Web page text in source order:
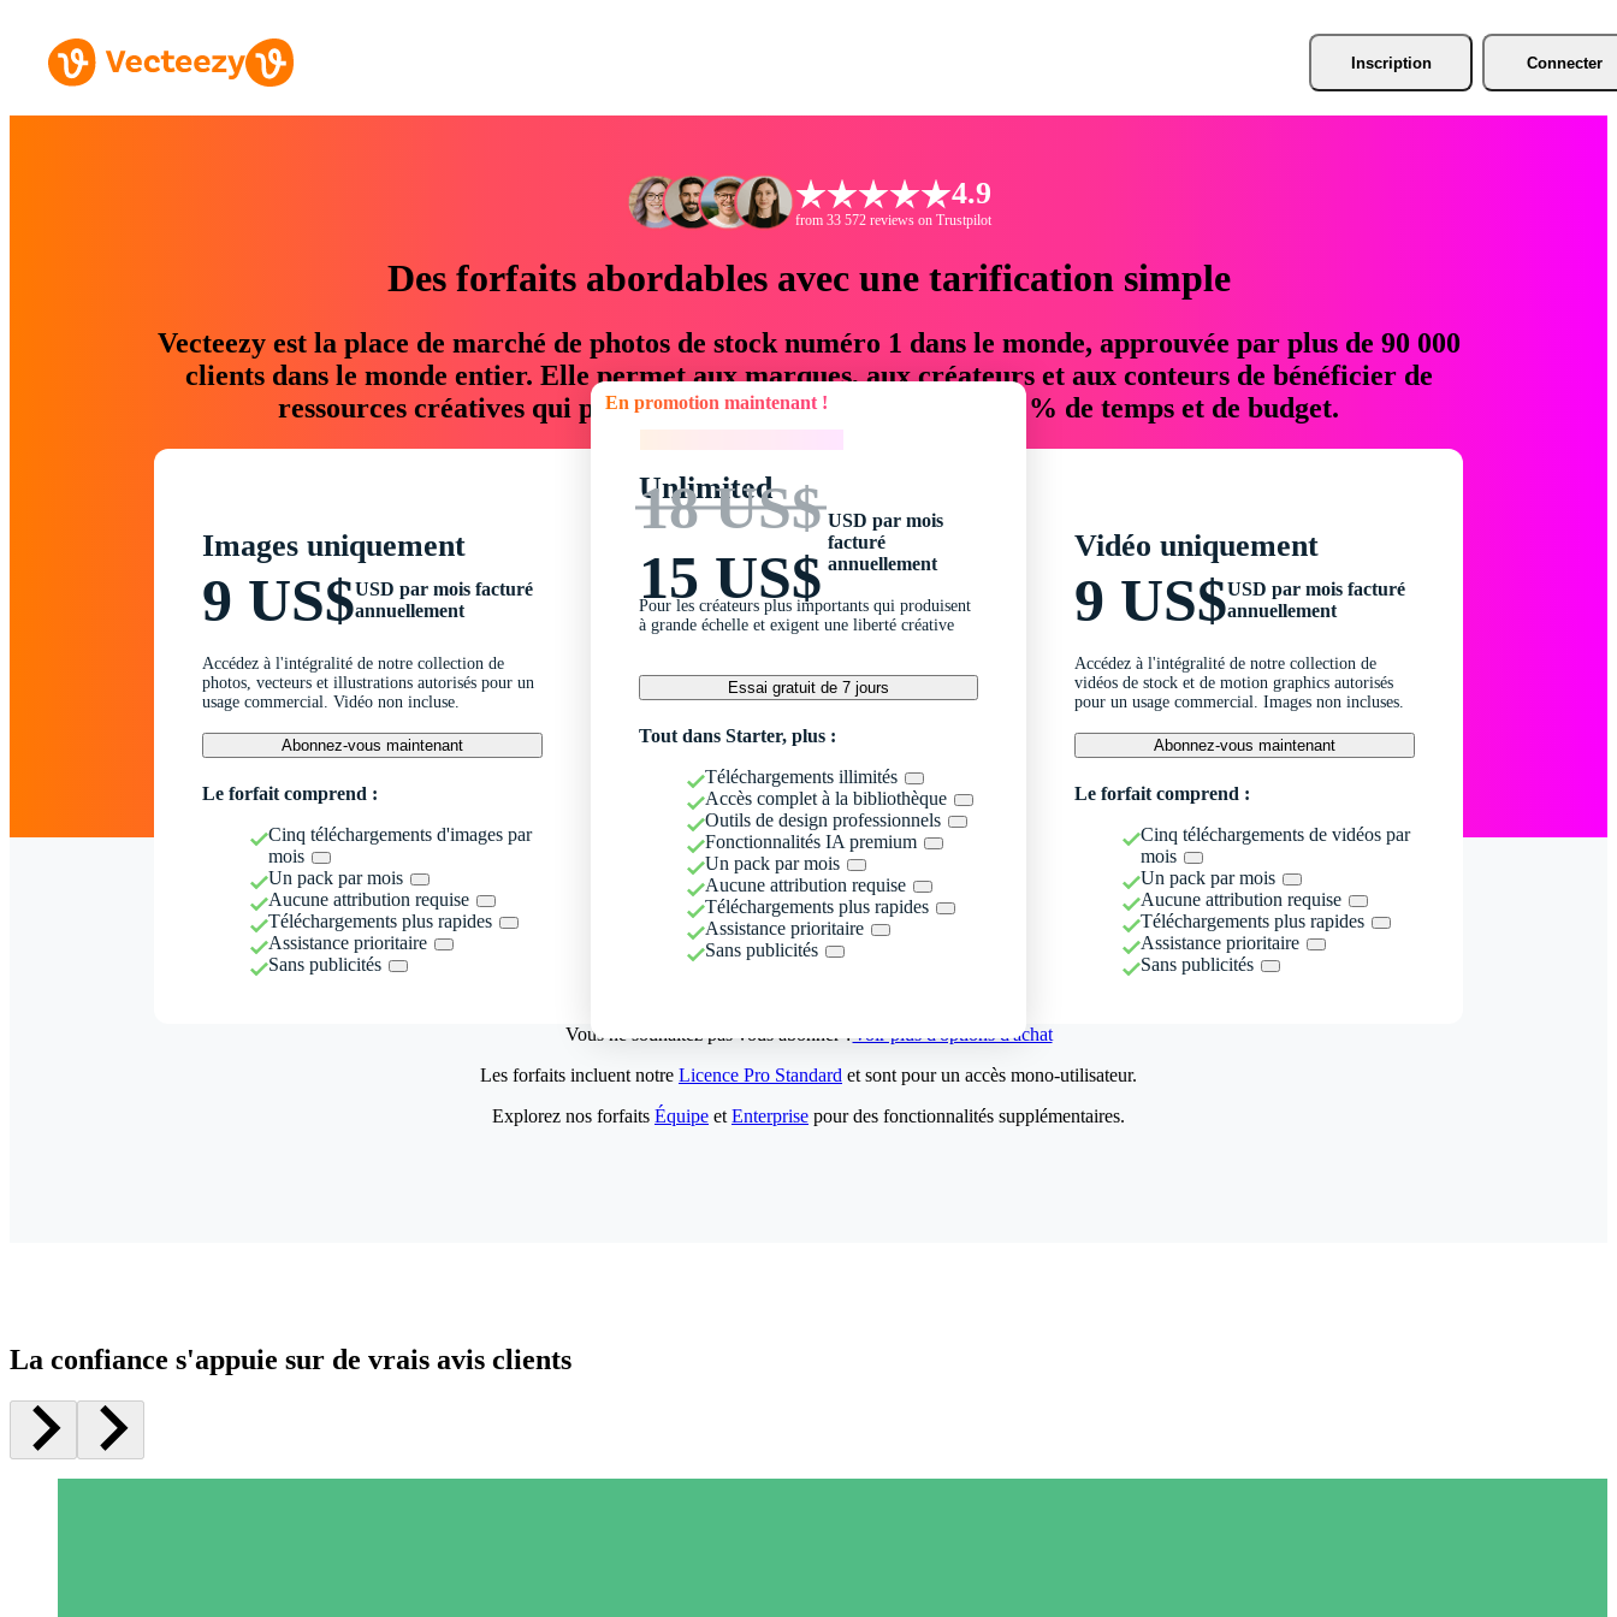
Inscription Connecter
4.9
from 33 572 reviews on Trustpilot
Des forfaits abordables avec une tarification simple
Vecteezy est la place de marché de photos de stock numéro 1 dans le monde, approuvée par plus de 90 000
clients dans le monde entier. Elle permet aux marques, aux créateurs et aux conteurs de bénéficier de
ressources créatives qui permettent d'économiser jusqu'à 76 % de temps et de budget.
Images uniquement
9 US$USD par mois facturé
annuellement
Accédez à l'intégralité de notre collection de
photos, vecteurs et illustrations autorisés pour un
usage commercial. Vidéo non incluse.
Abonnez-vous maintenant
Le forfait comprend :
Cinq téléchargements d'images par
mois
Un pack par mois
Aucune attribution requise
Téléchargements plus rapides
Assistance prioritaire
Sans publicités
En promotion maintenant !
Unlimited
18 US$
15 US$
USD par mois
facturé
annuellement
Pour les créateurs plus importants qui produisent
à grande échelle et exigent une liberté créative
Essai gratuit de 7 jours
Tout dans Starter, plus :
Téléchargements illimités
Accès complet à la bibliothèque
Outils de design professionnels
Fonctionnalités IA premium
Un pack par mois
Aucune attribution requise
Téléchargements plus rapides
Assistance prioritaire
Sans publicités
Vidéo uniquement
9 US$USD par mois facturé
annuellement
Accédez à l'intégralité de notre collection de
vidéos de stock et de motion graphics autorisés
pour un usage commercial. Images non incluses.
Abonnez-vous maintenant
Le forfait comprend :
Cinq téléchargements de vidéos par
mois
Un pack par mois
Aucune attribution requise
Téléchargements plus rapides
Assistance prioritaire
Sans publicités
Vous ne souhaitez pas vous abonner ?Voir plus d'options d'achat
Les forfaits incluent notre Licence Pro Standard et sont pour un accès mono-utilisateur.
Explorez nos forfaits Équipe et Enterprise pour des fonctionnalités supplémentaires.
La confiance s'appuie sur de vrais avis clients